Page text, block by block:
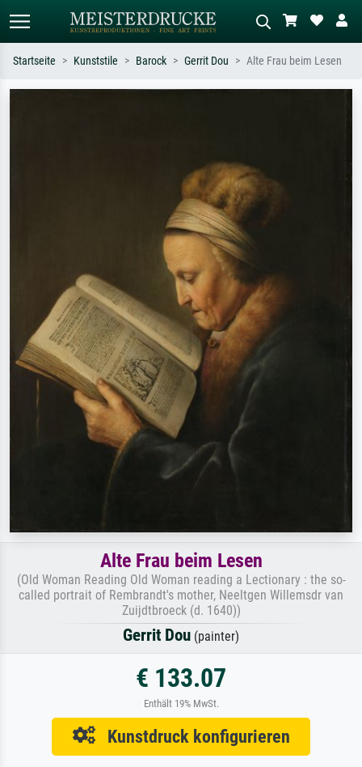
Standardsuche KI-Bildersuche
Baum.
Startseite Kunststile Barock Gerrit Dou Alte Frau beim Lesen
Alte Frau beim Lesen
(Old Woman Reading Old Woman reading a Lectionary : the so-
called portrait of Rembrandt's mother, Neeltgen Willemsdr van
Zuijdtbroeck (d. 1640))
Gerrit Dou (painter)
€ 133.07
Enthält 19% MwSt.
Kunstdruck konfigurieren